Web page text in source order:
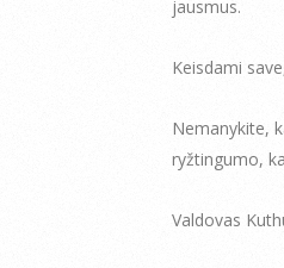
jausmus.
Keisdami
Nemanykite,
ryžtingumo,
Valdovas